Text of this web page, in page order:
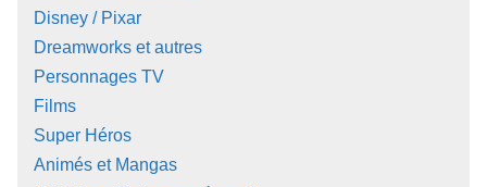
Disney / Pixar
Dreamworks et autres
Personnages TV
Films
Super Héros
Animés et Mangas